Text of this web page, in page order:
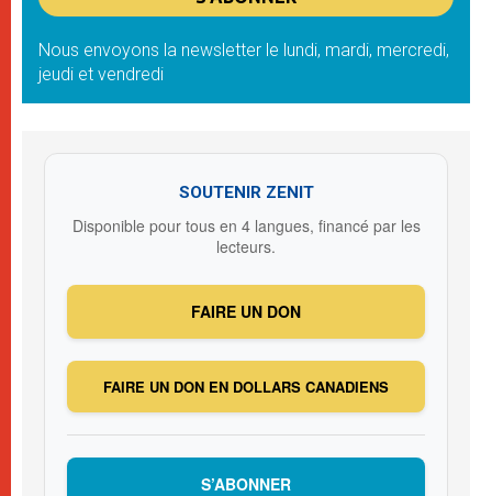
Nous envoyons la newsletter le lundi, mardi, mercredi,
jeudi et vendredi
SOUTENIR ZENIT
Disponible pour tous en 4 langues, financé par les
lecteurs.
FAIRE UN DON
FAIRE UN DON EN DOLLARS CANADIENS
S’ABONNER